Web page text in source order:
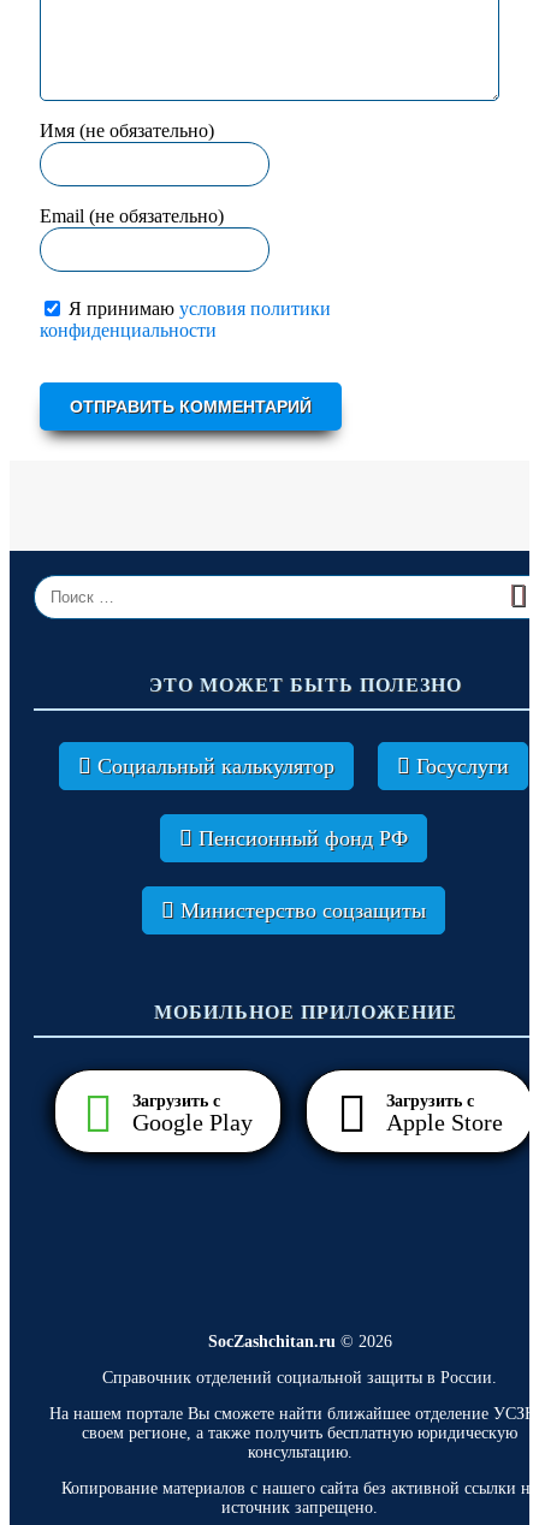
Search
for:
ЭТО МОЖЕТ БЫТЬ ПОЛЕЗНО
Социальный калькулятор Госуслуги
Пенсионный фонд РФ
Министерство соцзащиты
МОБИЛЬНОЕ ПРИЛОЖЕНИЕ
Загрузить с
Google Play
Загрузить с
Apple Store
Имя (не обязательно)
Email (не обязательно)
Я принимаю условия политики
конфиденциальности
SocZashchitan.ru© 2026
Справочник отделений социальной защиты в России.
На нашем портале Вы сможете найти ближайшее отделение
своем регионе, а также получить бесплатную юридическую
консультацию.
Копирование материалов с нашего сайта без активной ссылки на
источник запрещено.